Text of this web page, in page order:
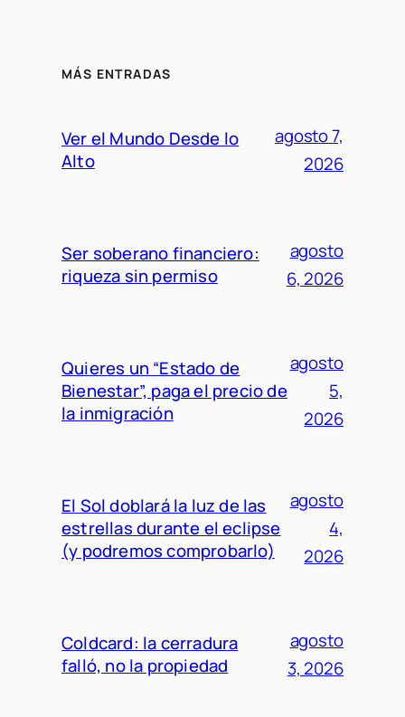
MÁS ENTRADAS
Ver el Mundo Desde lo
Alto
agosto 7,
2026
Ser soberano financiero:
riqueza sin permiso
agosto
6, 2026
Quieres un “Estado de
Bienestar”, paga el precio de
la inmigración
agosto
5,
2026
El Sol doblará la luz de las
estrellas durante el eclipse
(y podremos comprobarlo)
agosto
4,
2026
Coldcard: la cerradura
falló, no la propiedad
agosto
3, 2026